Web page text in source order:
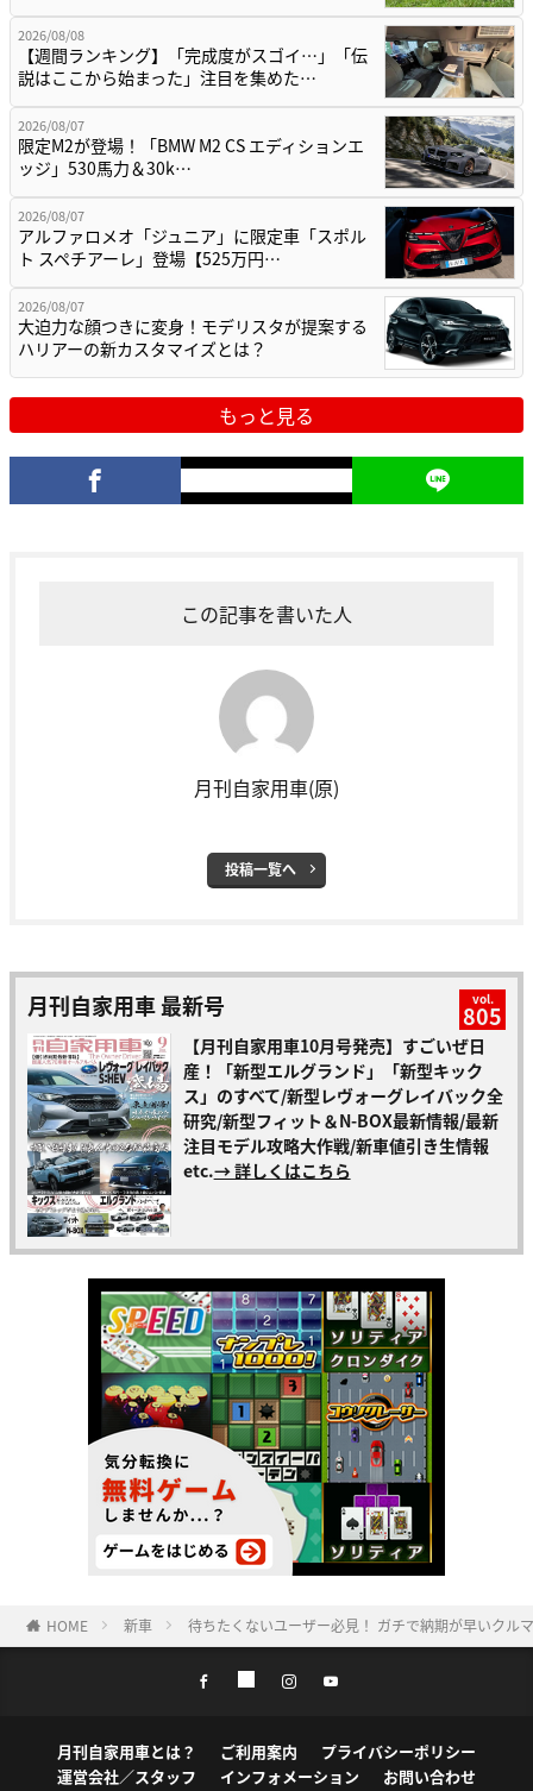
2026/08/08
【週間ランキング】「完成度がスゴイ…」「伝
説はここから始まった」注目を集めた…
2026/08/07
限定M2が登場！「BMW M2 CS エディションエ
ッジ」530馬力＆30k…
2026/08/07
アルファロメオ「ジュニア」に限定車「スポル
ト スペチアーレ」登場【525万円…
2026/08/07
大迫力な顔つきに変身！モデリスタが提案する
ハリアーの新カスタマイズとは？
もっと見る
この記事を書いた人
月刊自家用車(原)
投稿一覧へ
月刊自家用車 最新号 vol.
805
【月刊自家用車10月号発売】すごいぜ日
産！「新型エルグランド」「新型キック
ス」のすべて/新型レヴォーグレイバック全
研究/新型フィット＆N-BOX最新情報/最新
注目モデル攻略大作戦/新車値引き生情報
etc.→ 詳しくはこちら
HOME 新車 待ちたくないユーザー必見！ ガチで納期が早いクル
月刊自家用車とは？ ご利用案内
プライバシーポリシー
運営会社／スタッフ
インフォメーション お問い合わせ